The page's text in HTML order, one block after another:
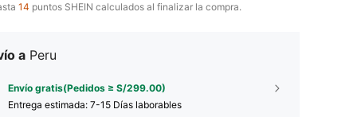
14 puntos SHEIN calculados al finalizar la compra.
a Peru
Envío gratis(Pedidos ≥ S/299.00)
Entrega estimada: 7-15 Días laborables